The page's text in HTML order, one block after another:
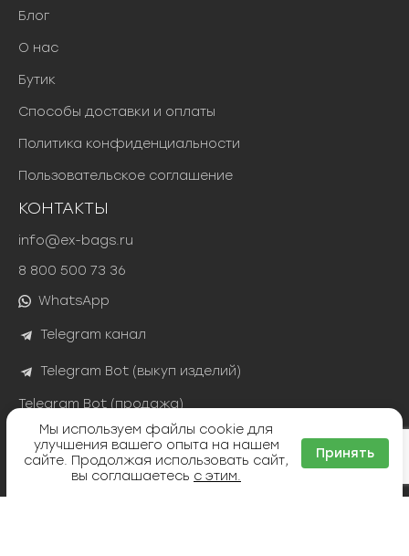
Блог
О нас
Бутик
Способы доставки и оплаты
Политика конфиденциальности
Пользовательское соглашение
КОНТАКТЫ
info@ex-bags.ru
8 800 500 73 36
WhatsApp
Telegram канал
Telegram Bot (выкуп изделий)
Telegram Bot (продажа)
Мы используем файлы cookie для
улучшения вашего опыта на нашем
сайте. Продолжая использовать сайт,
вы соглашаетесь с этим.
Принять